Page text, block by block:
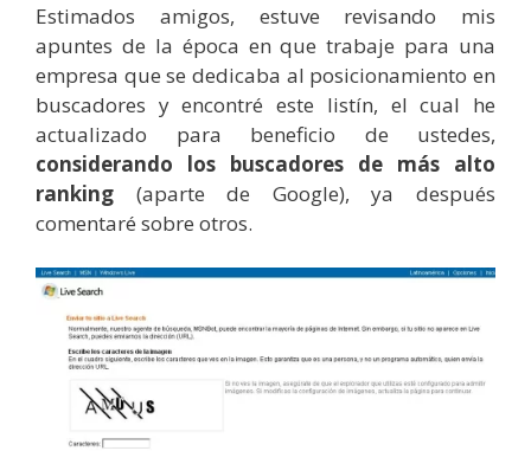
Estimados amigos, estuve revisando mis
apuntes de la época en que trabaje para una
empresa que se dedicaba al posicionamiento en
buscadores y encontré este listín, el cual he
actualizado para beneficio de ustedes,
considerando los buscadores de más alto
ranking (aparte de Google), ya después
comentaré sobre otros.